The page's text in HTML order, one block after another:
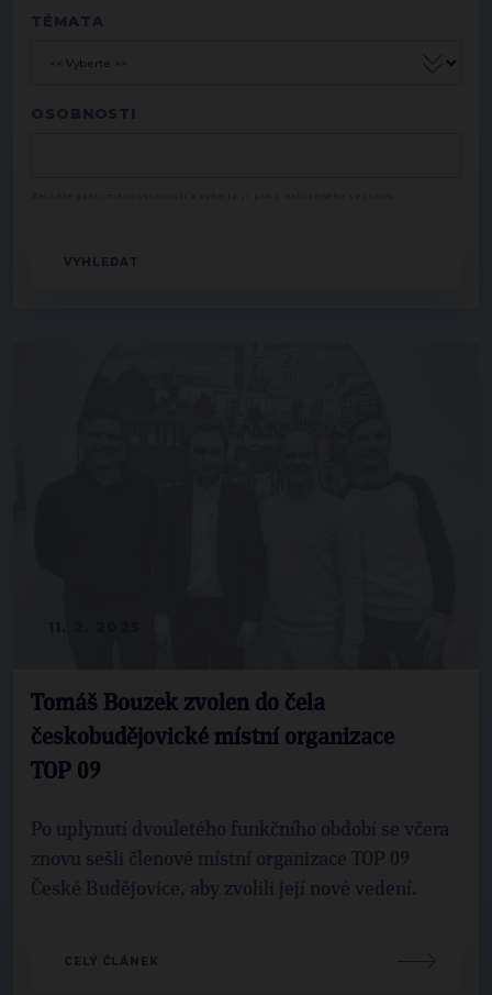
TÉMATA
OSOBNOSTI
Tomáš Bouzek zvolen do čela
českobudějovické místní organizace
TOP 09
Po uplynutí dvouletého funkčního období se včera
znovu sešli členové místní organizace TOP 09
České Budějovice, aby zvolili její nové vedení.
CELÝ ČLÁNEK